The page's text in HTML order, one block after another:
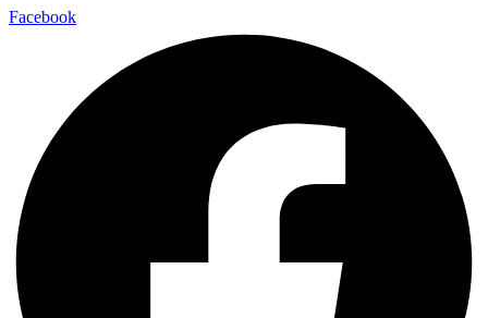
Facebook